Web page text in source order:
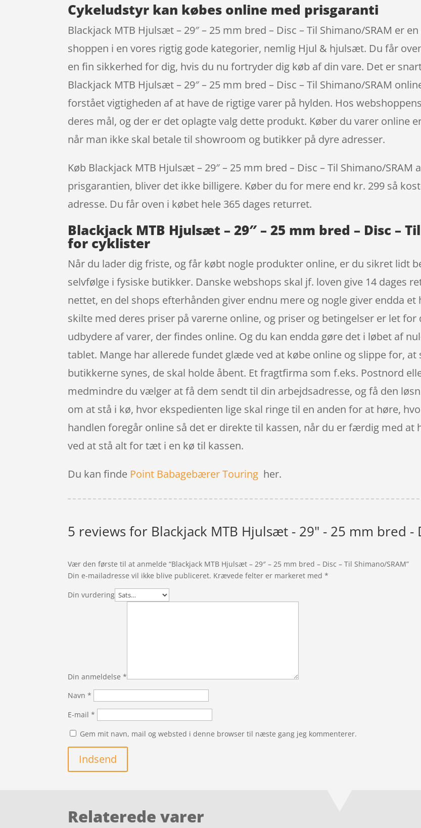
Cykeludstyr kan købes online med prisgaranti
Blackjack MTB Hjulsæt – 29″ – 25 mm bred – Disc – Til Shimano/SRAM er
shoppen i en vores rigtig gode kategorier, nemlig Hjul & hjulsæt. Du får
en fin sikkerhed for dig, hvis du nu fortryder dig køb af din vare. Det er
Blackjack MTB Hjulsæt – 29″ – 25 mm bred – Disc – Til Shimano/SRAM
forstået vigtigheden af at have de rigtige varer på hylden. Hos
deres mål, og der er det oplagte valg dette produkt. Køber du varer online
når man ikke skal betale til showroom og butikker på dyre adresser.
Køb Blackjack MTB Hjulsæt – 29″ – 25 mm bred – Disc – Til Shimano/
prisgarantien, bliver det ikke billigere. Køber du for mere end kr. 299 så
adresse. Du får oven i købet hele 365 dages returret.
Blackjack MTB Hjulsæt – 29″ – 25 mm bred – Disc –
for cyklister
Når du lader dig friste, og får købt nogle produkter online, er du sikret lidt
selvfølge i fysiske butikker. Danske webshops skal jf. loven give 14 dages
nettet, en del shops efterhånden giver endnu mere og nogle giver endda
skilte med deres priser på varerne online, og priser og betingelser er let
udbydere af varer, der findes online. Og du kan endda gøre det i løbet af
tablet. Mange har allerede fundet glæde ved at købe online og slippe for,
butikkerne synes, de skal holde åbent. Et fragtfirma som f.eks. Postnord
medmindre du vælger at få dem sendt til din arbejdsadresse, og få den
om at stå i kø, hvor ekspedienten lige skal ringe til en anden for at høre,
handlen foregår online så det er direkte til kassen, når du er færdig med at
ved at stå alt for tæt i en kø til kassen.
Du kan finde Point Babagebærer Touring her.
5 reviews for Blackjack MTB Hjulsæt - 29" - 25 mm bred -
Vær den første til at anmelde “Blackjack MTB Hjulsæt – 29″ – 25 mm bred – Disc – Til Shimano/SRAM”
Din e-mailadresse vil ikke blive publiceret. Krævede felter er markeret med*
Din vurdering
Din anmeldelse*
Navn*
E-mail*
Gem mit navn, mail og websted i denne browser til næste gang jeg kommenterer.
Indsend
Relaterede varer